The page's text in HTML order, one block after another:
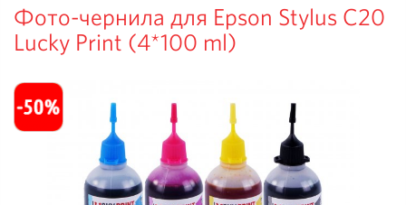
Фото-чернила для Epson Stylus C20
Lucky Print (4*100 ml)